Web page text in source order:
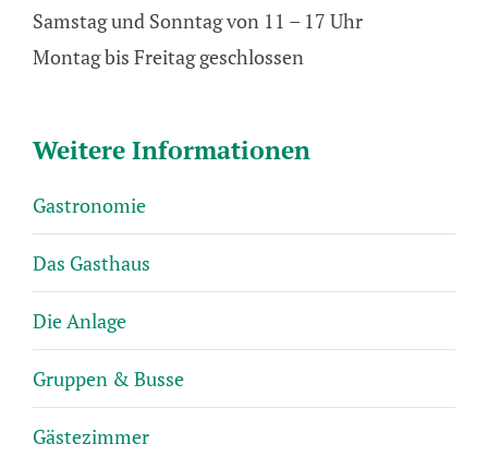
Samstag und Sonntag von 11 – 17 Uhr
Montag bis Freitag geschlossen
Weitere Informationen
Gastronomie
Das Gasthaus
Die Anlage
Gruppen & Busse
Gästezimmer